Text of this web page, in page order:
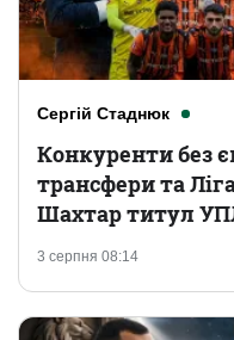
Сергій Стаднюк
3 серпня 08:14
Конкуренти без
трансфери та
Шахтар титул